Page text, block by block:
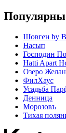
Шовген by
Насып
Господин
Hatti Apart
Озеро
ФилХаус
Усадьба
Денница
Морозовъ
Тихая